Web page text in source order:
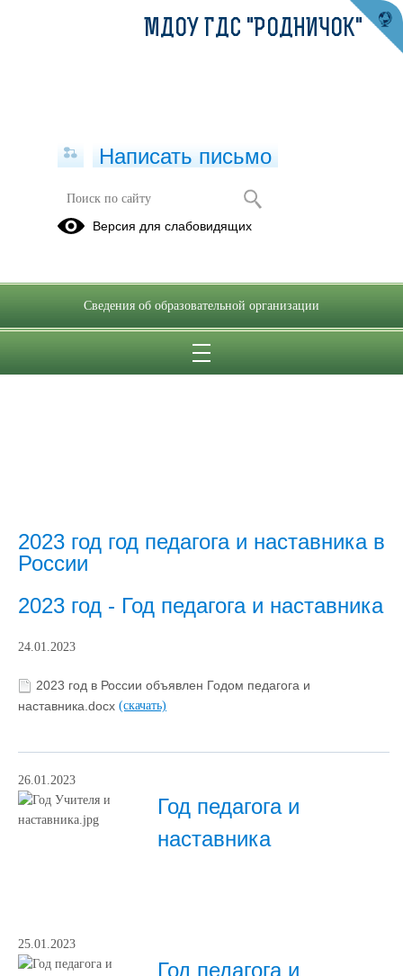
2023 год год педагога и наставника в
России
2023 год - Год педагога и наставника
24.01.2023
2023 год в России объявлен Годом педагога и
наставника.docx (скачать)
26.01.2023
Год педагога и
наставника
25.01.2023
Год педагога и
МДОУ ГДС "РОДНИЧОК"
Написать письмо
Версия для слабовидящих
Сведения об образовательной организации